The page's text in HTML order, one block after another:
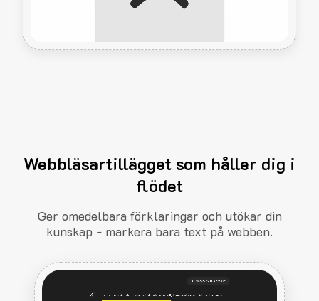
Webbläsartillägget som håller dig i
flödet
Ger omedelbara förklaringar och utökar din
kunskap - markera bara text på webben.